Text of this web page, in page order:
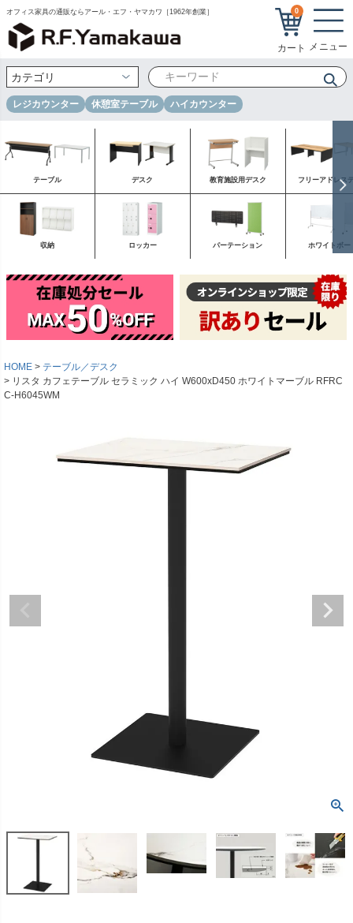
オフィス家具の通販ならアール・エフ・ヤマカワ［1962年創業］ 0
レジカウンター 休憩室テーブル ハイカウンター
テーブル デスク 教育施設用デスク フリーアドレス
収納 ロッカー パーテーション ホワイトボー
HOME
テーブル／デスク
リスタ カフェテーブル セラミック ハイ W600xD450 ホワイトマーブル RFRC
C-H6045WM